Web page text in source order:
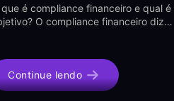
que é compliance financeiro e qual é
O compliance financeiro diz…
Continue lendo